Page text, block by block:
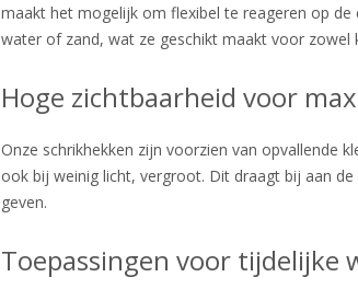
maakt het mogelijk om flexibel te reageren op
water of zand, wat ze geschikt maakt voor zowel
Hoge zichtbaarheid voor
Onze schrikhekken zijn voorzien van opvallende
ook bij weinig licht, vergroot. Dit draagt bij aan
geven.
Toepassingen voor tijdelijke